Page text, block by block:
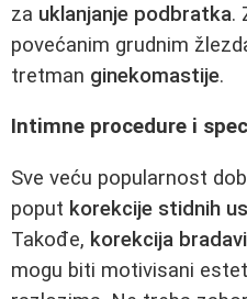
za uklanjanje podbratka.
povećanim grudnim
tretman ginekomastije.
Intimne procedure i
Sve veću popularnost
poput korekcije stidnih
Takođe, korekcija
mogu biti motivisani